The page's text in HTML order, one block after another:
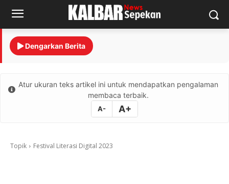
Dengarkan Berita
Atur ukuran teks artikel ini untuk mendapatkan pengalaman
membaca terbaik.
A- A+
Topik Festival Literasi Digital 2023